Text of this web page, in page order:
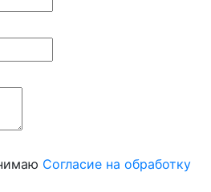
Согласие на обработку